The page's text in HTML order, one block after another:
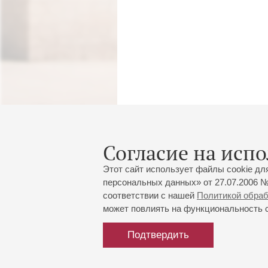
Согласие на
Этот сайт использует файлы cookie
персональных данных» от 27.07.2006
соответствии с нашей Политикой
может повлиять на функциональность
Подтвердить